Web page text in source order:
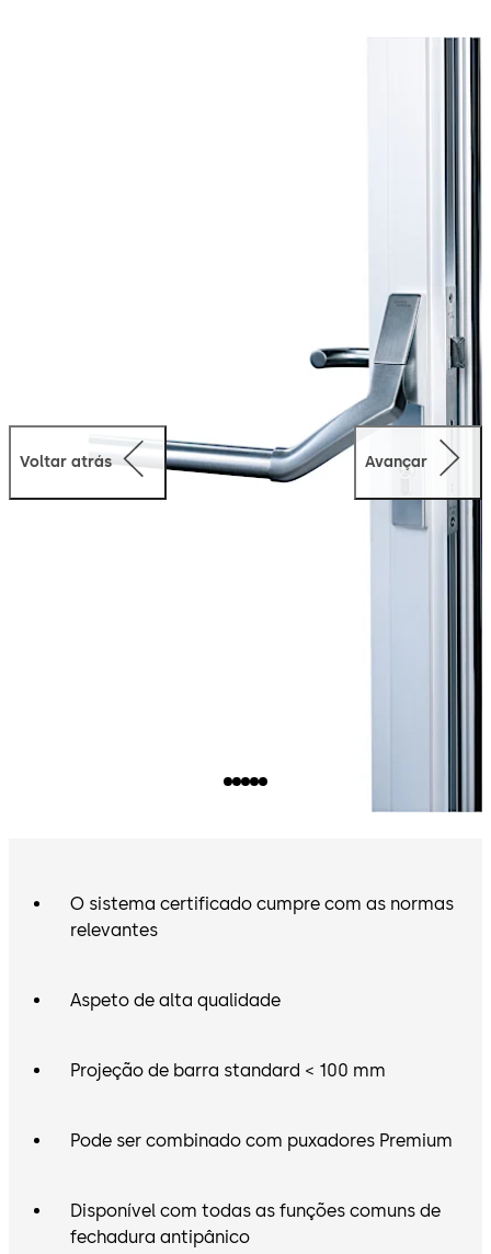
Voltar atrás Avançar
O sistema certificado cumpre com as normas
relevantes
Aspeto de alta qualidade
Projeção de barra standard < 100 mm
Pode ser combinado com puxadores Premium
Disponível com todas as funções comuns de
fechadura antipânico